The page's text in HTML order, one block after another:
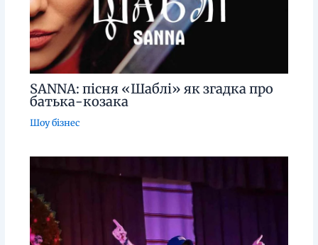
SANNA: пісня «Шаблі» як згадка про
батька-козака
Шоу бізнес